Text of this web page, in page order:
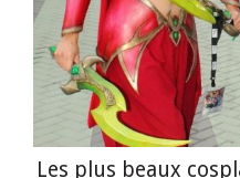
Les plus beaux